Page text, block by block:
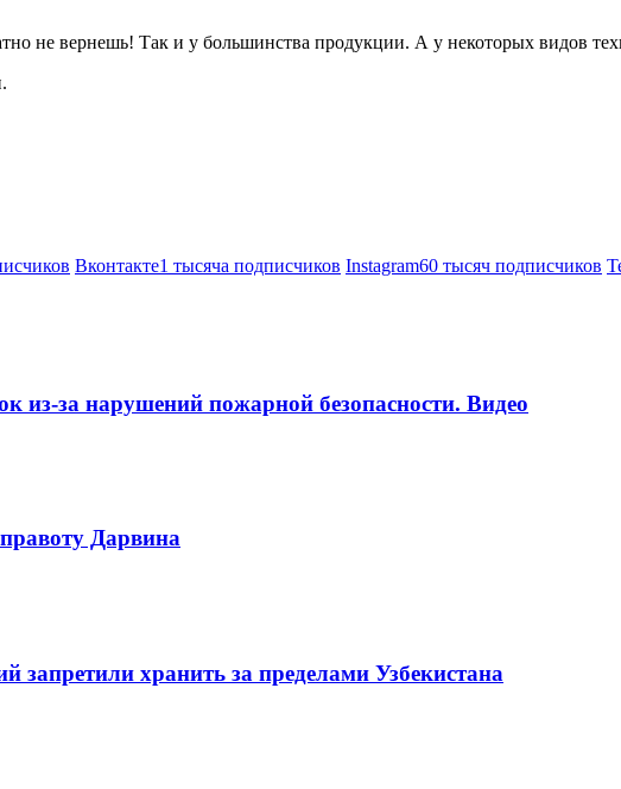
не вернешь! Так и у большинства продукции. А у некоторых видов
Вконтакте1 тысяча подписчиков Instagram60 тысяч подписчиков
за нарушений пожарной безопасности. Видео
Дарвина
хранить за пределами Узбекистана